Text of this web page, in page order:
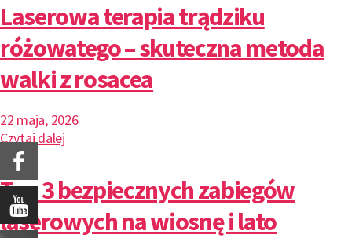
Laserowa terapia trądziku
różowatego – skuteczna metoda
walki z rosacea
22 maja, 2026
Czytaj dalej
Top 3 bezpiecznych zabiegów
laserowych na wiosnę i lato